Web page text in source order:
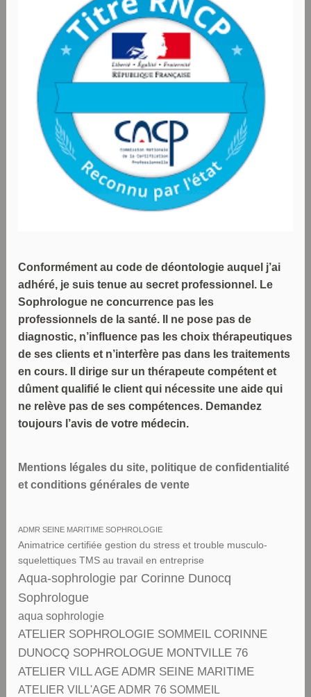
Conformément au code de déontologie auquel j’ai
adhéré, je suis tenue au secret professionnel. Le
Sophrologue ne concurrence pas les
professionnels de la santé. Il ne pose pas de
diagnostic, n’influence pas les choix thérapeutiques
de ses clients et n’interfère pas dans les traitements
en cours. Il dirige sur un thérapeute compétent et
dûment qualifié le client qui nécessite une aide qui
ne relève pas de ses compétences. Demandez
toujours l’avis de votre médecin.
Mentions légales du site, politique de confidentialité
et conditions générales de vente
ADMR SEINE MARITIME SOPHROLOGIE
Animatrice certifiée gestion du stress et trouble musculo-
squelettiques TMS au travail en entreprise
Aqua-sophrologie par Corinne Dunocq
Sophrologue
aqua sophrologie
ATELIER SOPHROLOGIE SOMMEIL CORINNE
DUNOCQ SOPHROLOGUE MONTVILLE 76
ATELIER VILL AGE ADMR SEINE MARITIME
ATELIER VILL'AGE ADMR 76 SOMMEIL